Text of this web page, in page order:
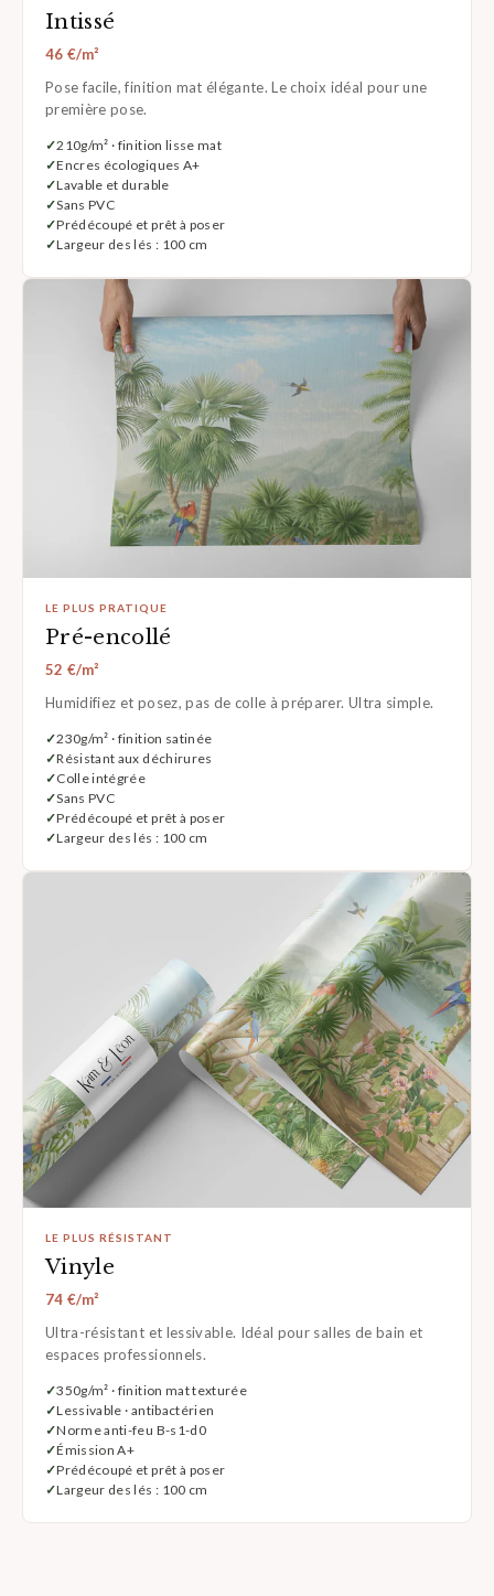
Intissé
46 €/m²
Pose facile, finition mat élégante. Le choix idéal pour une
première pose.
210g/m² · finition lisse mat
Encres écologiques A+
Lavable et durable
Sans PVC
Prédécoupé et prêt à poser
Largeur des lés : 100 cm
LE PLUS PRATIQUE
Pré-encollé
52 €/m²
Humidifiez et posez, pas de colle à préparer. Ultra simple.
230g/m² · finition satinée
Résistant aux déchirures
Colle intégrée
Sans PVC
Prédécoupé et prêt à poser
Largeur des lés : 100 cm
LE PLUS RÉSISTANT
Vinyle
74 €/m²
Ultra-résistant et lessivable. Idéal pour salles de bain et
espaces professionnels.
350g/m² · finition mat texturée
Lessivable · antibactérien
Norme anti-feu B-s1-d0
Émission A+
Prédécoupé et prêt à poser
Largeur des lés : 100 cm